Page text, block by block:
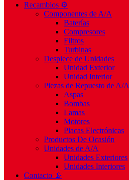
Recambios ⚙️
Componentes de A/A
Baterías
Compresores
Filtros
Turbinas
Despiece de Unidades
Unidad Exterior
Unidad Interior
Piezas de Repuesto de A/A
Aspas
Bombas
Lamas
Motores
Placas Electrónicas
Productos De Ocasión
Unidades de A/A
Unidades Exteriores
Unidades Interiores
Contacto 📡